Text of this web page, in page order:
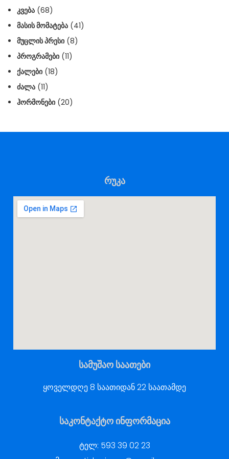
ᲙᲕᲔᲑᲐ (68)
ᲛᲐᲡᲘᲡ ᲛᲝᲛᲐᲢᲔᲑᲐ (41)
ᲛᲣᲪᲚᲘᲡ ᲞᲠᲔᲡᲘ (8)
ᲞᲠᲝᲒᲠᲐᲛᲔᲑᲘ (11)
ᲥᲐᲚᲔᲑᲘ (18)
ᲫᲐᲚᲐ (11)
ᲰᲝᲠᲛᲝᲜᲔᲑᲘ (20)
რუკა
სამუშაო საათები
ყოველდღე 8 საათიდან 22 საათამდე
საკონტაქტო ინფორმაცია
ტელ: 593 39 02 23